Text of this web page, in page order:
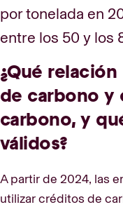
por tonelada en
entre los 50 y los
¿Qué
de carbono y
carbono, y
válidos?
A partir de 2024, las
utilizar créditos de